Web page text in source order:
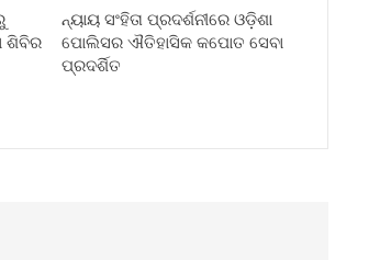
ଶିବିର
ନ୍ୟାୟ ସଂହିତା ପ୍ରଦର୍ଶନୀରେ ଓଡ଼ିଶା
ପୋଲିସର ଐତିହାସିକ କପୋତ ସେବା
ପ୍ରଦର୍ଶିତ